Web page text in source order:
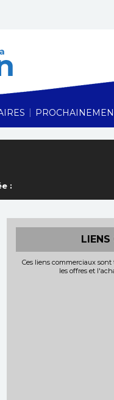
|
:
LIENS
Ces liens commerciaux
les offres et